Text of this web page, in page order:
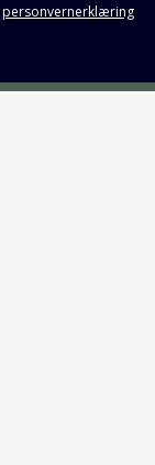
personvernerklæring